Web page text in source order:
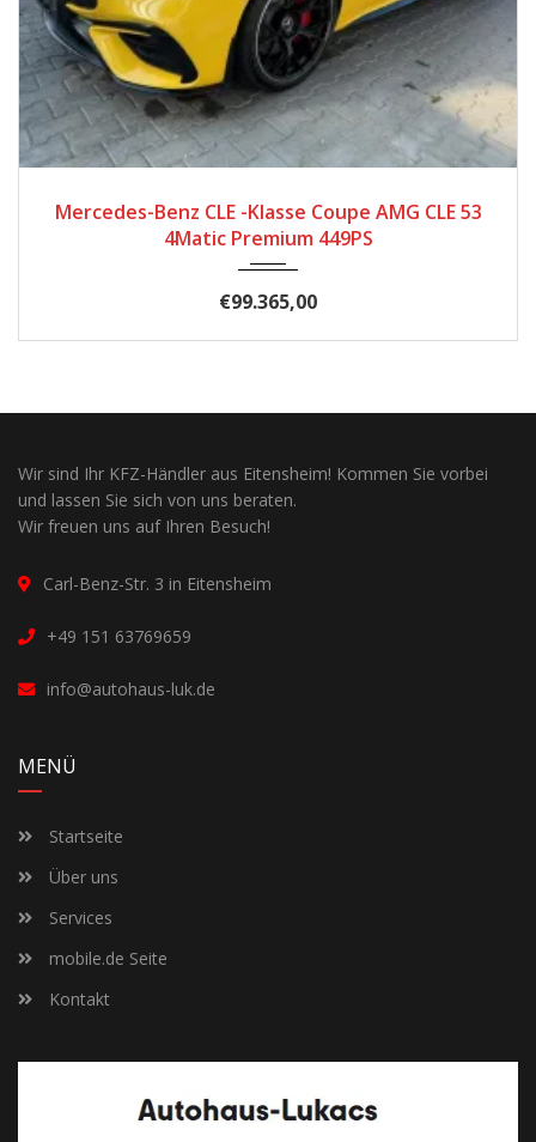
Mercedes-Benz GLC 220 GLC -Klasse GLC 220 d
4Matic AMG line
€71.281,00
Wir sind Ihr KFZ-Händler aus Eitensheim! Kommen Sie vorbei
und lassen Sie sich von uns beraten.
Wir freuen uns auf Ihren Besuch!
Carl-Benz-Str. 3 in Eitensheim
+49 151 63769659
info@autohaus-luk.de
MENÜ
Startseite
Über uns
Services
mobile.de Seite
Kontakt